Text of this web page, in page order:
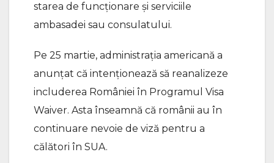
starea de funcţionare şi serviciile
ambasadei sau consulatului.
Pe 25 martie, administrația americană a
anunțat că intenționează să reanalizeze
includerea României în Programul Visa
Waiver. Asta înseamnă că românii au în
continuare nevoie de viză pentru a
călători în SUA.